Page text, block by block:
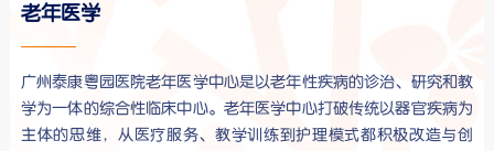
老年医学
广州泰康粤园医院老年医学中心是以老年性疾病的诊治、研究和教
学为一体的综合性临床中心。老年医学中心打破传统以器官疾病为
主体的思维，从医疗服务、教学训练到护理模式都积极改造与创